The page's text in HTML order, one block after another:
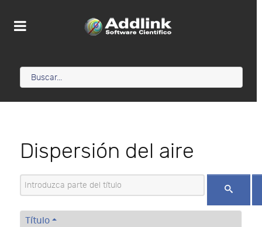
Dispersión del aire
Introduzca parte del título
Título